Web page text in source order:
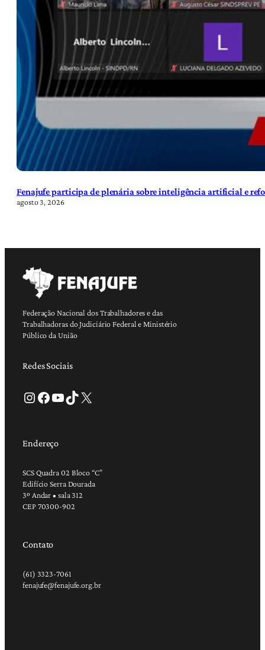
Fenajufe participa de plenária sobre inteligência artificial e
agosto 3, 2026
Federação Nacional dos Trabalhadores e das
Trabalhadoras do Judiciário Federal e Ministério
Público da União
Redes Sociais
Instagram Facebook Youtube TikTok X
Endereço
SCS Quadra 02 Bloco “C”
Edifício Serra Dourada
3º Andar • sala 312
CEP 70300-902
Contato
(61) 3323-7061
fenajufe@fenajufe.org.br